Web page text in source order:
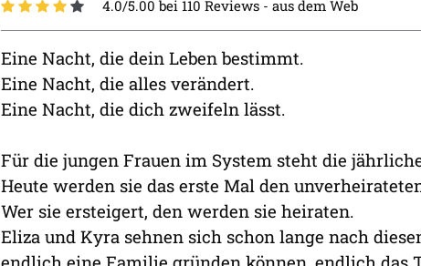
4.0/5.00 bei 110 Reviews - aus dem Web
Eine Nacht, die dein Leben bestimmt.
Eine Nacht, die alles verändert.
Eine Nacht, die dich zweifeln lässt.
Für die jungen Frauen im System steht die
Heute werden sie das erste Mal den
Wer sie ersteigert, den werden sie heiraten.
Eliza und Kyra sehnen sich schon lange nach